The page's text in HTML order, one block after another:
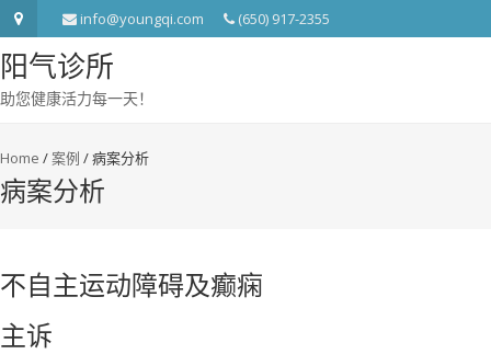
info@youngqi.com (650) 917-2355
阳气诊所
助您健康活力每一天！
Home /案例 /病案分析
病案分析
不自主运动障碍及癫痫
主诉